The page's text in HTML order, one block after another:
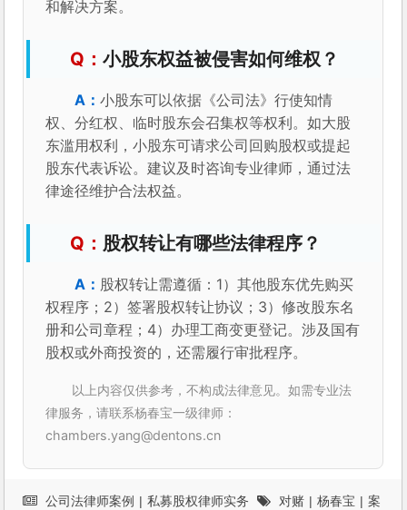
和解决方案。
小股东权益被侵害如何维权？
小股东可以依据《公司法》行使知情
权、分红权、临时股东会召集权等权利。如大股
东滥用权利，小股东可请求公司回购股权或提起
股东代表诉讼。建议及时咨询专业律师，通过法
律途径维护合法权益。
股权转让有哪些法律程序？
股权转让需遵循：1）其他股东优先购买
权程序；2）签署股权转让协议；3）修改股东名
册和公司章程；4）办理工商变更登记。涉及国有
股权或外商投资的，还需履行审批程序。
以上内容仅供参考，不构成法律意见。如需专业法
律服务，请联系杨春宝一级律师：
chambers.yang@dentons.cn
公司法律师案例 | 私募股权律师实务 对赌 | 杨春宝 | 案